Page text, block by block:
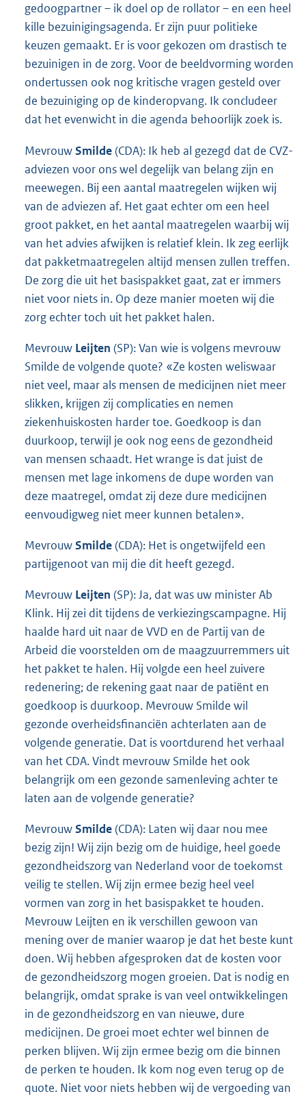
gedoogpartner – ik doel op de rollator – en een heel
kille bezuinigingsagenda. Er zijn puur politieke
keuzen gemaakt. Er is voor gekozen om drastisch te
bezuinigen in de zorg. Voor de beeldvorming worden
ondertussen ook nog kritische vragen gesteld over
de bezuiniging op de kinderopvang. Ik concludeer
dat het evenwicht in die agenda behoorlijk zoek is.
MevrouwSmilde(CDA): Ik heb al gezegd dat de CVZ-
adviezen voor ons wel degelijk van belang zijn en
meewegen. Bij een aantal maatregelen wijken wij
van de adviezen af. Het gaat echter om een heel
groot pakket, en het aantal maatregelen waarbij wij
van het advies afwijken is relatief klein. Ik zeg eerlijk
dat pakketmaatregelen altijd mensen zullen treffen.
De zorg die uit het basispakket gaat, zat er immers
niet voor niets in. Op deze manier moeten wij die
zorg echter toch uit het pakket halen.
Mevrouw Leijten (SP): Van wie is volgens mevrouw
Smilde de volgende quote? «Ze kosten weliswaar
niet veel, maar als mensen de medicijnen niet meer
slikken, krijgen zij complicaties en nemen
ziekenhuiskosten harder toe. Goedkoop is dan
duurkoop, terwijl je ook nog eens de gezondheid
van mensen schaadt. Het wrange is dat juist de
mensen met lage inkomens de dupe worden van
deze maatregel, omdat zij deze dure medicijnen
eenvoudigweg niet meer kunnen betalen».
MevrouwSmilde(CDA): Het is ongetwijfeld een
partijgenoot van mij die dit heeft gezegd.
Mevrouw Leijten (SP): Ja, dat was uw minister Ab
Klink. Hij zei dit tijdens de verkiezingscampagne. Hij
haalde hard uit naar de VVD en de Partij van de
Arbeid die voorstelden om de maagzuurremmers uit
het pakket te halen. Hij volgde een heel zuivere
redenering; de rekening gaat naar de patiënt en
goedkoop is duurkoop. Mevrouw Smilde wil
gezonde overheidsfinanciën achterlaten aan de
volgende generatie. Dat is voortdurend het verhaal
van het CDA. Vindt mevrouw Smilde het ook
belangrijk om een gezonde samenleving achter te
laten aan de volgende generatie?
MevrouwSmilde(CDA): Laten wij daar nou mee
bezig zijn! Wij zijn bezig om de huidige, heel goede
gezondheidszorg van Nederland voor de toekomst
veilig te stellen. Wij zijn ermee bezig heel veel
vormen van zorg in het basispakket te houden.
Mevrouw Leijten en ik verschillen gewoon van
mening over de manier waarop je dat het beste kunt
doen. Wij hebben afgesproken dat de kosten voor
de gezondheidszorg mogen groeien. Dat is nodig en
belangrijk, omdat sprake is van veel ontwikkelingen
in de gezondheidszorg en van nieuwe, dure
medicijnen. De groei moet echter wel binnen de
perken blijven. Wij zijn ermee bezig om die binnen
de perken te houden. Ik kom nog even terug op de
quote. Niet voor niets hebben wij de vergoeding van